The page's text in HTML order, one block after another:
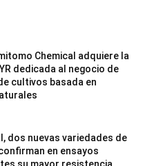
Chemical adquiere la
dedicada al negocio de
cultivos basada en
dos nuevas variedades de
en ensayos